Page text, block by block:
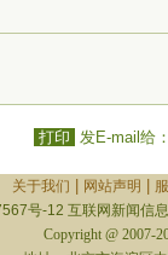
打印 发E-mail给
关于我们 网站声明
号-12 互联网新闻信
Copyright @ 2007-